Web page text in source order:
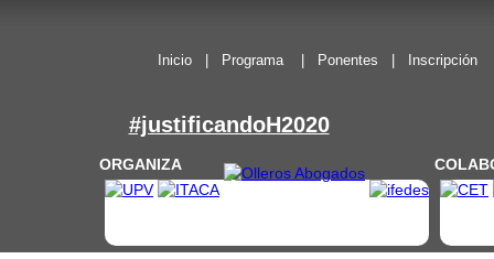
Inicio Programa Ponentes Inscripción
#justificandoH2020
ORGANIZA